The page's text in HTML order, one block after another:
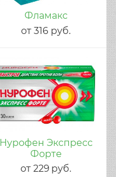
Фламакс
от316 руб.
Нурофен Экспресс
Форте
от 229 руб.